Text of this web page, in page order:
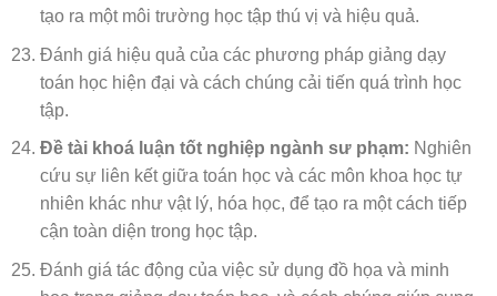
tạo ra một môi trường học tập thú vị và hiệu quả.
Đánh giá hiệu quả của các phương pháp giảng dạy
toán học hiện đại và cách chúng cải tiến quá trình học
tập.
Đề tài khoá luận tốt nghiệp ngành sư phạm: Nghiên
cứu sự liên kết giữa toán học và các môn khoa học tự
nhiên khác như vật lý, hóa học, để tạo ra một cách tiếp
cận toàn diện trong học tập.
Đánh giá tác động của việc sử dụng đồ họa và minh